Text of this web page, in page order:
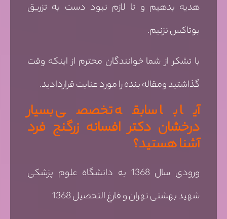
هدیه بدهیم و تا لازم نبود دست به تزریق
بوتاکس نزنیم.
با تشکر از شما خوانندگان محترم از اینکه وقت
گذاشتید ومقاله بنده را مورد عنایت قراردادید.
آیا با سابقه تخصصی بسیار
درخشان دکتر افسانه زرگنج فرد
آشنا هستید؟
ورودی سال 1368 به دانشگاه علوم پزشکی
شهید بهشتی تهران و فارغ التحصیل 1368